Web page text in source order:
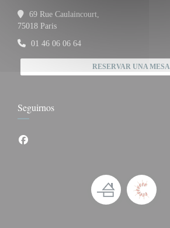
69 Rue Caulaincourt,
75018 Paris((abre en una nueva ventana))
01 46 06 06 64
RESERVAR UNA MESA
Seguirnos
Facebook ((abre en una nueva ventana))